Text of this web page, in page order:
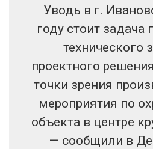
Уводь в г.
году стоит задача
технического
проектного
точки зрения
мероприятия по
объекта в центре
— сообщили в